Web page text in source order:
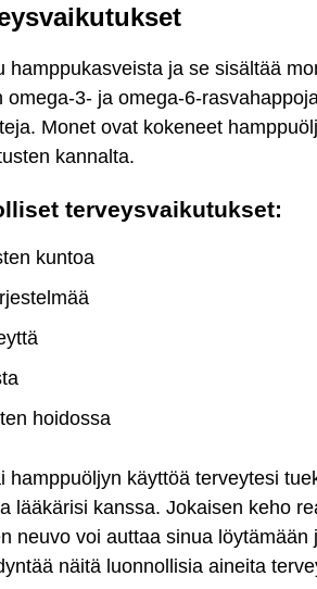
hamppukasveista ja se sisältää
omega-3- ja omega-6-
Monet ovat kokeneet
kannalta.
terveysvaikutukset:
kuntoa
hoidossa
hamppuöljyn käyttöä terveytesi
lääkärisi kanssa. Jokaisen keho
neuvo voi auttaa sinua löytämään
näitä luonnollisia aineita